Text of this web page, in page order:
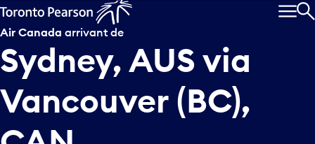
Air Canadaarrivant de
Sydney, AUS via
Vancouver (BC),
CAN